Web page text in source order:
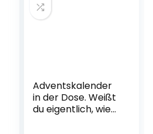
Adventskalender
in der Dose. Weißt
du eigentlich, wie